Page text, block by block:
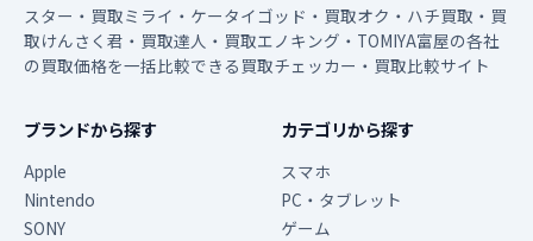
スター・買取ミライ・ケータイゴッド・買取オク・ハチ買取・買
取けんさく君・買取達人・買取エノキング・TOMIYA富屋の各社
の買取価格を一括比較できる買取チェッカー・買取比較サイト
ブランドから探す
Apple
Nintendo
SONY
カテゴリから探す
スマホ
PC・タブレット
ゲーム